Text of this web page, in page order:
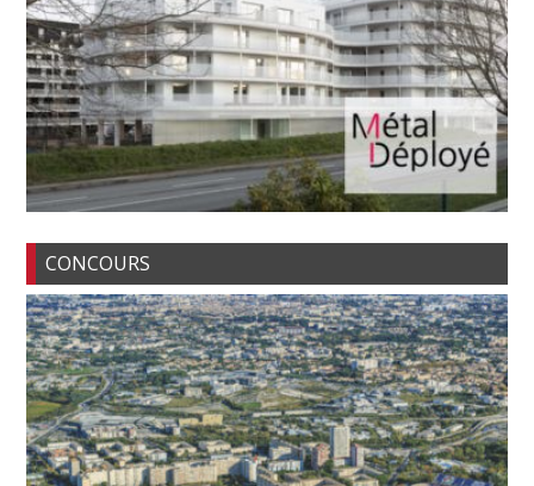
CONCOURS